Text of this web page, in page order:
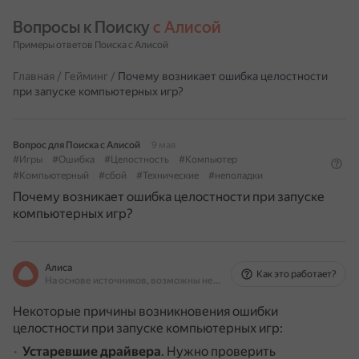
Вопросы к Поиску с Алисой
Примеры ответов Поиска с Алисой
Главная / Гейминг / Почему возникает ошибка целостности
при запуске компьютерных игр?
Вопрос для Поиска с Алисой
9 мая
#Игры
#Ошибка #Целостность
#Компьютер
#Компьютерный
#сбой #Технические #неполадки
Почему возникает ошибка целостности при запуске
компьютерных игр?
Алиса
На основе источников, возможны неточности
Как это работает?
Некоторые причины возникновения ошибки
целостности при запуске компьютерных игр:
Устаревшие драйвера. Нужно проверить